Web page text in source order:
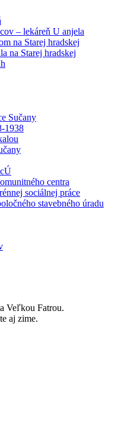
– lekáreň U anjela
na Starej hradskej
na Starej hradskej
Sučany
1938
centra
sociálnej práce
stavebného úradu
Veľkou Fatrou.
aj zime.